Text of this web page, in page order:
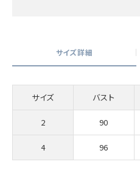
サイズ詳細
サイズ バスト
2 90
4 96